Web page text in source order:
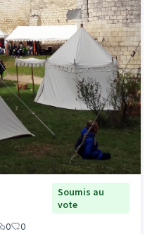
Soumis au
vote
0 0